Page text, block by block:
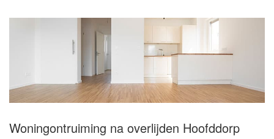
Woningontruiming na overlijden Hoofddorp